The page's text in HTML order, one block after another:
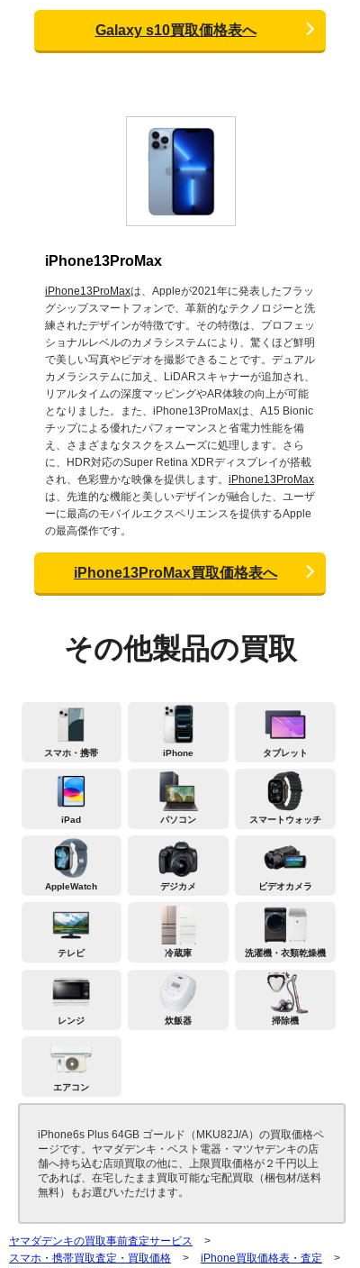
Galaxy s10買取価格表へ
iPhone13ProMax
iPhone13ProMaxは、Appleが2021年に発表したフラッ
グシップスマートフォンで、革新的なテクノロジーと洗
練されたデザインが特徴です。その特徴は、プロフェッ
ショナルレベルのカメラシステムにより、驚くほど鮮明
で美しい写真やビデオを撮影できることです。デュアル
カメラシステムに加え、LiDARスキャナーが追加され、
リアルタイムの深度マッピングやAR体験の向上が可能
となりました。また、iPhone13ProMaxは、A15 Bionic
チップによる優れたパフォーマンスと省電力性能を備
え、さまざまなタスクをスムーズに処理します。さら
に、HDR対応のSuper Retina XDRディスプレイが搭載
され、色彩豊かな映像を提供します。 iPhone13ProMax
は、先進的な機能と美しいデザインが融合した、ユーザ
ーに最高のモバイルエクスペリエンスを提供するApple
の最高傑作です。
iPhone13ProMax買取価格表へ
その他製品の買取
スマホ・携帯 iPhone タブレット
iPad パソコン スマートウォッチ
AppleWatch デジカメ ビデオカメラ
テレビ 冷蔵庫 洗濯機・衣類乾燥機
レンジ 炊飯器 掃除機
エアコン
iPhone6s Plus 64GB ゴールド（MKU82J/A）の買取価格ペ
ージです。ヤマダデンキ・ベスト電器・マツヤデンキの店
舗へ持ち込む店頭買取の他に、上限買取価格が２千円以上
であれば、在宅したまま買取可能な宅配買取（梱包材/送料
無料）もお選びいただけます。
ヤマダデンキの買取事前査定サービス
>
スマホ・携帯買取査定・買取価格
> iPhone買取価格表・査定
>